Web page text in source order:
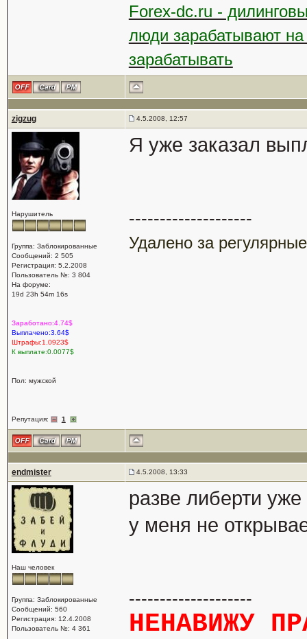
Forex-dc.ru -
люди зарабатывают
зарабатывать
zigzug 4.5.2008, 12:57
Нарушитель
Группа: Заблокированные
Сообщений: 2 505
Регистрация: 5.2.2008
Пользователь №: 3 804
На форуме:
19d 23h 54m 16s
Заработано:4.74$
Выплачено:3.64$
Штрафы:1.0923$
К выплате:0.0077$
Пол: мужской
Репутация: 1
Я уже заказал
--------------------
Удалено за
endmister 4.5.2008, 13:33
Наш человек
Группа: Заблокированные
Сообщений: 560
Регистрация: 12.4.2008
Пользователь №: 4 361
разве либерти
у меня не
--------------------
НЕНАВИЖУ